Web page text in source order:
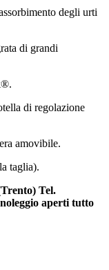
degli urti
di grandi
di regolazione
amovibile.
taglia).
Tel.
aperti tutto